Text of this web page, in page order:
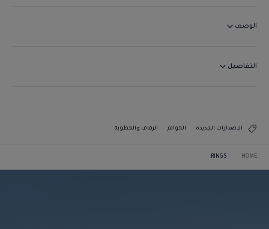
الوصف
التفاصيل
الإصدارات الجديدة الخواتم الزفاف والخطوبة
HOME
RINGS